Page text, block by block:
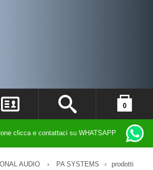
0
clicca e contattaci su WHATSAPP
AUDIO › PA SYSTEMS › prodotti